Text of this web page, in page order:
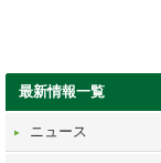
最新情報一覧
ニュース